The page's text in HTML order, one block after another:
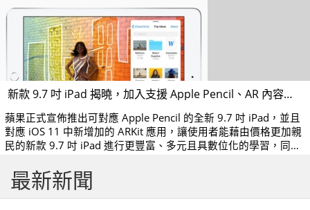
新款 9.7 吋 iPad 揭曉，加入支援 Apple Pencil、AR 內容應用
蘋果正式宣佈推出可對應 Apple Pencil 的全新 9.7 吋 iPad，並且
對應 iOS 11 中新增加的 ARKit 應用，讓使用者能藉由價格更加親
民的新款 9.7 吋 iPad 進行更豐富、多元且具數位化的學習，同時
最新新聞